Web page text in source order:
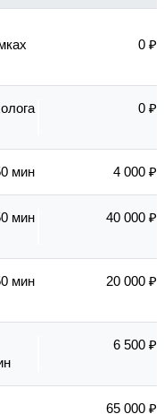
0 ₽
0 ₽
мин 4 000 ₽
мин
40 000 ₽
мин
20 000 ₽
6 500 ₽
65 000 ₽